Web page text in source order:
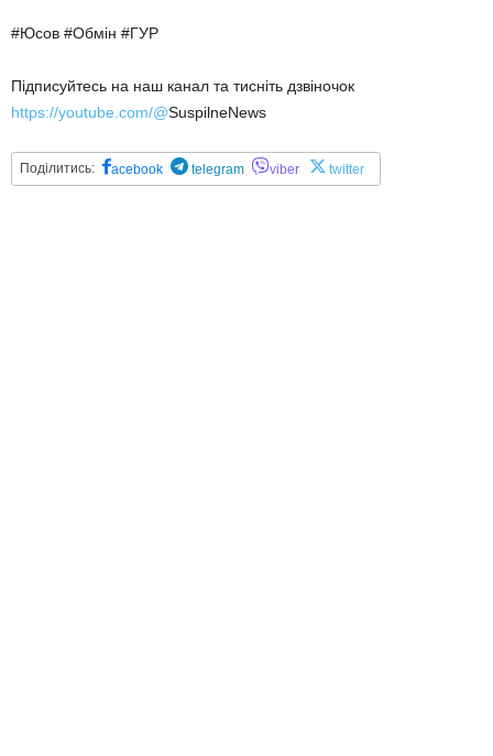
#Юсов #Обмін #ГУР
Підписуйтесь на наш канал та тисніть дзвіночок
https://youtube.com/@SuspilneNews
Поділитись: acebook telegram viber twitter